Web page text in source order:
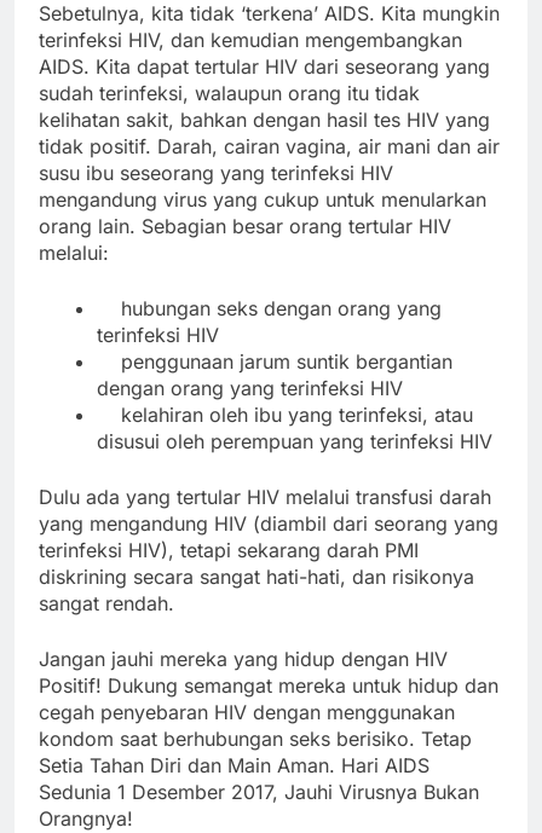
Sebetulnya, kita tidak ‘terkena’ AIDS. Kita mungkin
terinfeksi HIV, dan kemudian mengembangkan
AIDS. Kita dapat tertular HIV dari seseorang yang
sudah terinfeksi, walaupun orang itu tidak
kelihatan sakit, bahkan dengan hasil tes HIV yang
tidak positif. Darah, cairan vagina, air mani dan air
susu ibu seseorang yang terinfeksi HIV
mengandung virus yang cukup untuk menularkan
orang lain. Sebagian besar orang tertular HIV
melalui:
hubungan seks dengan orang yang
terinfeksi HIV
penggunaan jarum suntik bergantian
dengan orang yang terinfeksi HIV
kelahiran oleh ibu yang terinfeksi, atau
disusui oleh perempuan yang terinfeksi HIV
Dulu ada yang tertular HIV melalui transfusi darah
yang mengandung HIV (diambil dari seorang yang
terinfeksi HIV), tetapi sekarang darah PMI
diskrining secara sangat hati-hati, dan risikonya
sangat rendah.
Jangan jauhi mereka yang hidup dengan HIV
Positif! Dukung semangat mereka untuk hidup dan
cegah penyebaran HIV dengan menggunakan
kondom saat berhubungan seks berisiko. Tetap
Setia Tahan Diri dan Main Aman. Hari AIDS
Sedunia 1 Desember 2017, Jauhi Virusnya Bukan
Orangnya!